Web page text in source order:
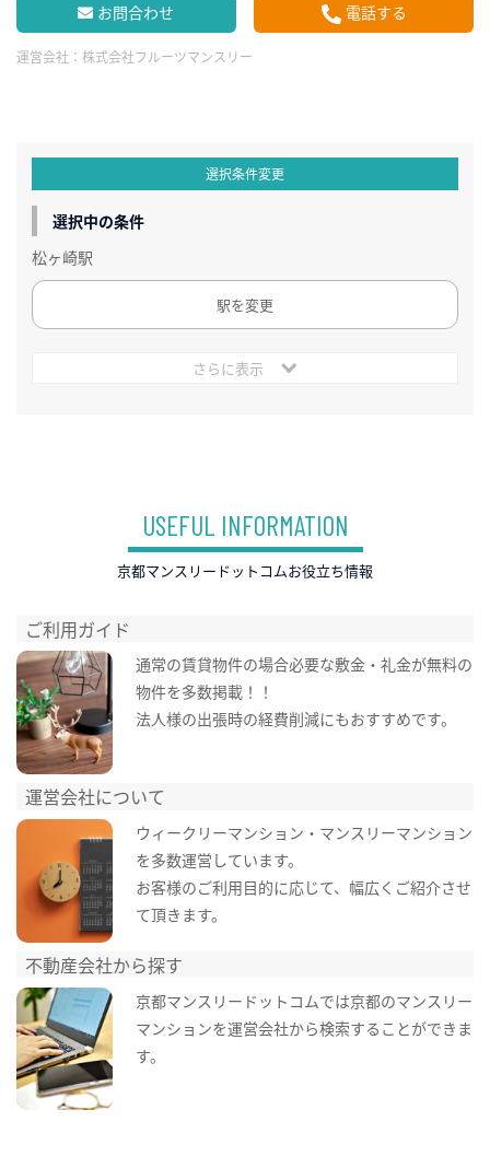
お問合わせ 電話する
運営会社： 株式会社フルーツマンスリー
選択条件変更
選択中の条件
松ヶ崎駅
駅を変更
さらに表示
USEFUL INFORMATION
京都マンスリードットコムお役立ち情報
ご利用ガイド
通常の賃貸物件の場合必要な敷金・礼金が無料の
物件を多数掲載！！
法人様の出張時の経費削減にもおすすめです。
運営会社について
ウィークリーマンション・マンスリーマンション
を多数運営しています。
お客様のご利用目的に応じて、幅広くご紹介させ
て頂きます。
不動産会社から探す
京都マンスリードットコムでは京都のマンスリー
マンションを運営会社から検索することができま
す。